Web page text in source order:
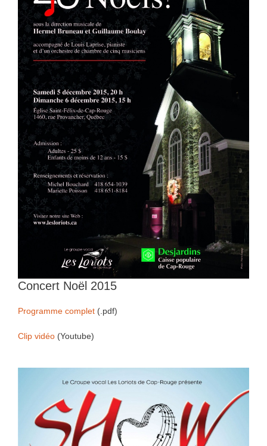
Concert Noël 2015
Programme complet (.pdf)
Clip vidéo (Youtube)